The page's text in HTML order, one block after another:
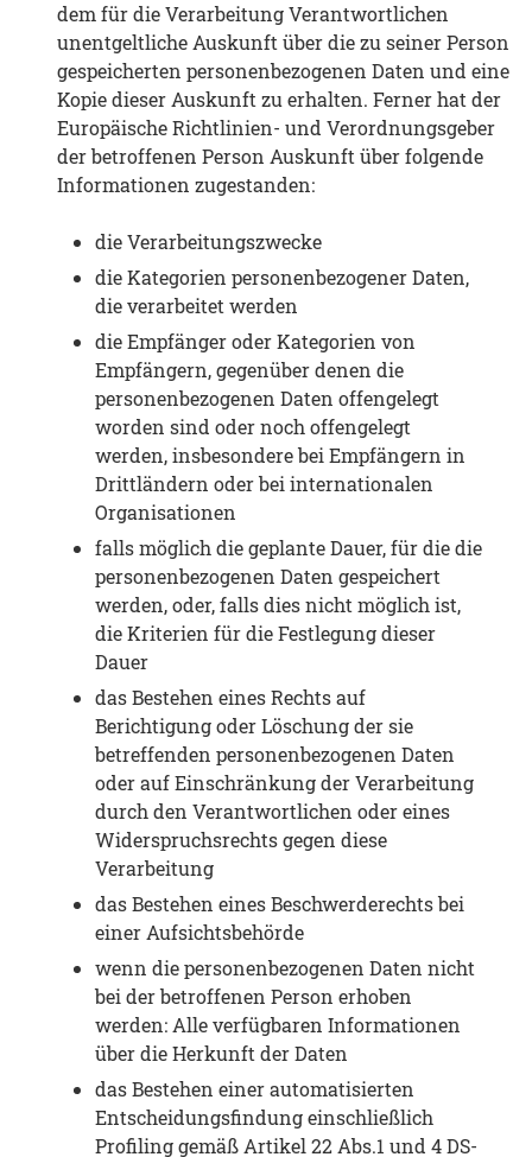
dem für die Verarbeitung Verantwortlichen
unentgeltliche Auskunft über die zu seiner Person
gespeicherten personenbezogenen Daten und eine
Kopie dieser Auskunft zu erhalten. Ferner hat der
Europäische Richtlinien- und Verordnungsgeber
der betroffenen Person Auskunft über folgende
Informationen zugestanden:
die Verarbeitungszwecke
die Kategorien personenbezogener Daten,
die verarbeitet werden
die Empfänger oder Kategorien von
Empfängern, gegenüber denen die
personenbezogenen Daten offengelegt
worden sind oder noch offengelegt
werden, insbesondere bei Empfängern in
Drittländern oder bei internationalen
Organisationen
falls möglich die geplante Dauer, für die die
personenbezogenen Daten gespeichert
werden, oder, falls dies nicht möglich ist,
die Kriterien für die Festlegung dieser
Dauer
das Bestehen eines Rechts auf
Berichtigung oder Löschung der sie
betreffenden personenbezogenen Daten
oder auf Einschränkung der Verarbeitung
durch den Verantwortlichen oder eines
Widerspruchsrechts gegen diese
Verarbeitung
das Bestehen eines Beschwerderechts bei
einer Aufsichtsbehörde
wenn die personenbezogenen Daten nicht
bei der betroffenen Person erhoben
werden: Alle verfügbaren Informationen
über die Herkunft der Daten
das Bestehen einer automatisierten
Entscheidungsfindung einschließlich
Profiling gemäß Artikel 22 Abs.1 und 4 DS-